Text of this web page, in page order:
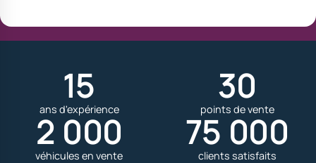
15
ans d'expérience
30
points de vente
2 000
véhicules en vente
75 000
clients satisfaits